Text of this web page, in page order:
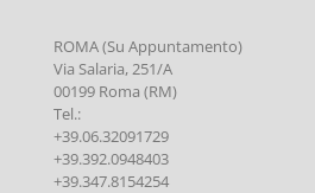
ROMA (Su Appuntamento)
Via Salaria, 251/A
00199 Roma (RM)
Tel.:
+39.06.32091729
+39.392.0948403
+39.347.8154254